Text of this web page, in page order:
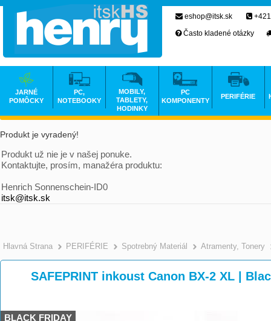
Produkt je vyradený!
Produkt už nie je v našej ponuke.
Kontaktujte, prosím, manažéra produktu:
Henrich Sonnenschein-ID0
itsk@itsk.sk
Hlavná Strana PERIFÉRIE Spotrebný Materiál Atramenty, Tonery
SAFEPRINT inkoust Canon BX-2 XL |
BLACK FRIDAY
eshop@itsk.sk
Často kladené otázky
JARNÉ
POMÔCKY
PC,
NOTEBOOKY
MOBILY,
TABLETY,
HODINKY
PC
KOMPONENTY
PERIFÉRIE